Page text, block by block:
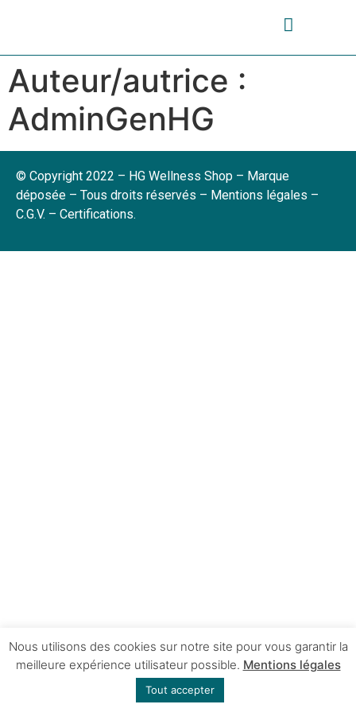
Auteur/autrice :
AdminGenHG
© Copyright 2022 – HG Wellness Shop – Marque
déposée – Tous droits réservés – Mentions légales –
C.G.V. – Certifications.
Nous utilisons des cookies sur notre site pour vous garantir la
meilleure expérience utilisateur possible. Mentions légales
Tout accepter